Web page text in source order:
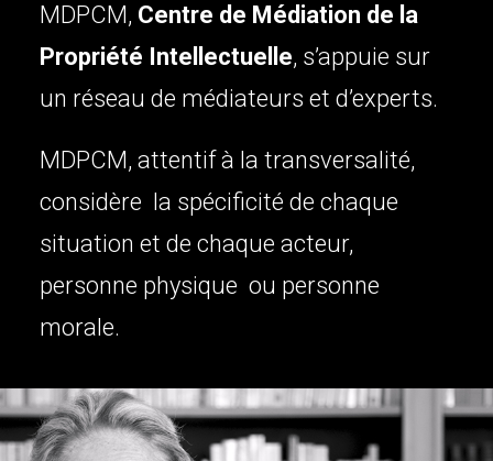
MDPCM, Centre de Médiation de la
Propriété Intellectuelle, s’appuie sur
un réseau de médiateurs et d’experts.
MDPCM, attentif à la transversalité,
considère la spécificité de chaque
situation et de chaque acteur,
personne physique ou personne
morale.